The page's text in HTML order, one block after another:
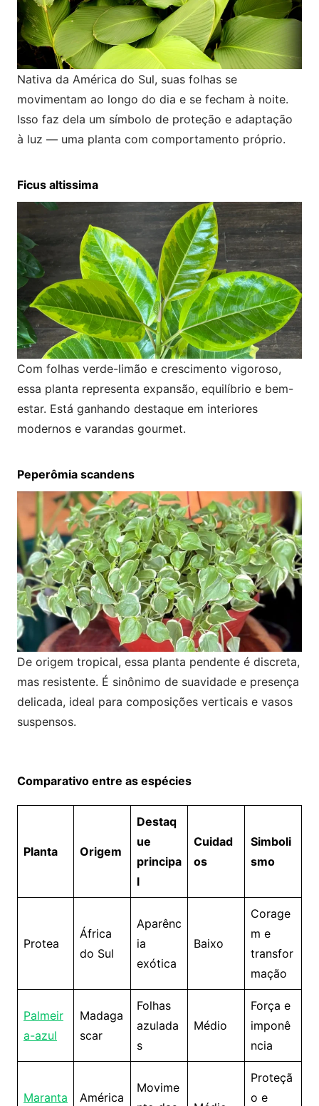
Nativa da América do Sul, suas folhas se
movimentam ao longo do dia e se fecham à noite.
Isso faz dela um símbolo de proteção e adaptação
à luz — uma planta com comportamento próprio.
Ficus altissima
Com folhas verde-limão e crescimento vigoroso,
essa planta representa expansão, equilíbrio e bem-
estar. Está ganhando destaque em interiores
modernos e varandas gourmet.
Peperômia scandens
De origem tropical, essa planta pendente é discreta,
mas resistente. É sinônimo de suavidade e presença
delicada, ideal para composições verticais e vasos
suspensos.
Comparativo entre as espécies
Planta Origem
Destaq
ue
principa
l
Cuidad
os
Simboli
smo
Protea
África
do Sul
Aparênc
ia
exótica
Baixo
Corage
m e
transfor
mação
Palmeir
a-azul
Madaga
scar
Folhas
azulada
s
Médio
Força e
imponê
ncia
Maranta América
Movime
Proteçã
o e